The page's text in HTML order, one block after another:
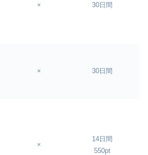
× 30日間
× 30日間
×
14日間
550pt